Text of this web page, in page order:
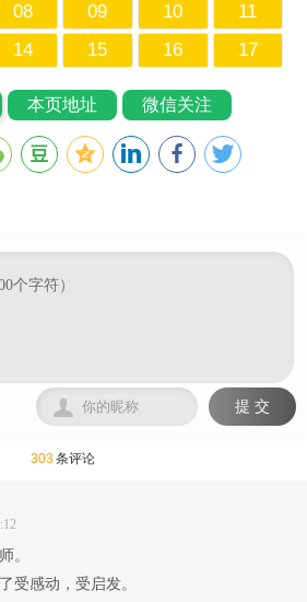
08 09 10
11
14 15 16 17
本页地址 微信关注
提 交

303条评论
。
受感动，受启发。